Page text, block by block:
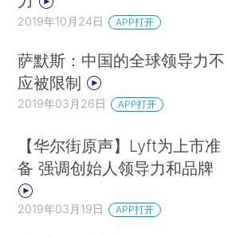
2019年10月24日 APP打开
萨默斯：中国的全球领导力不
应被限制
2019年03月26日 APP打开
【华尔街原声】Lyft为上市准
备 强调创始人领导力和品牌
2019年03月19日 APP打开